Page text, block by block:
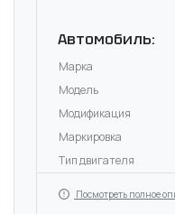
Автомобиль:
Марка
Модель
Модификация
Маркировка
Тип двигателя
Посмотреть полное